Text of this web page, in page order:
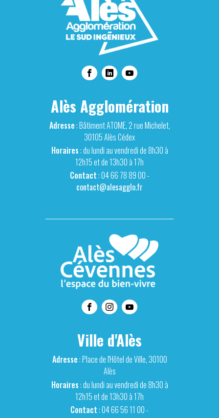
Alès Agglomération
Adresse: Bâtiment ATOME, 2 rue Michelet,
30105 Alès Cédex
Horaires: du lundi au vendredi de 8h30 à
12h15 et de 13h30 à 17h
Contact: 04 66 78 89 00 -
contact@alesagglo.fr
Ville d'Alès
Adresse: Place de l'Hôtel de Ville, 30100
Alès
Horaires: du lundi au vendredi de 8h30 à
12h15 et de 13h30 à 17h
Contact: 04 66 56 11 00 -